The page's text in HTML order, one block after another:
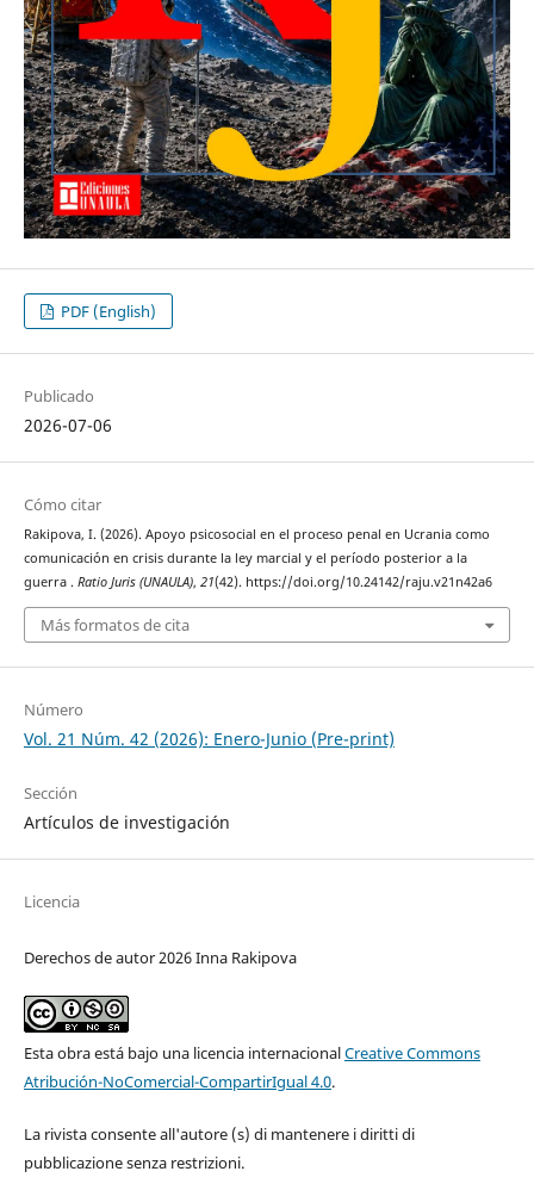
PDF (English)
Publicado
2026-07-06
Cómo citar
Rakipova, I. (2026). Apoyo psicosocial en el proceso penal en Ucrania como
comunicación en crisis durante la ley marcial y el período posterior a la
guerra . Ratio Juris (UNAULA), 21(42). https://doi.org/10.24142/raju.v21n42a6
Más formatos de cita
Número
Vol. 21 Núm. 42 (2026): Enero-Junio (Pre-print)
Sección
Artículos de investigación
Licencia
Derechos de autor 2026 Inna Rakipova
Esta obra está bajo una licencia internacionalCreative Commons
Atribución-NoComercial-CompartirIgual 4.0.
La rivista consente all'autore (s) di mantenere i diritti di
pubblicazione senza restrizioni.